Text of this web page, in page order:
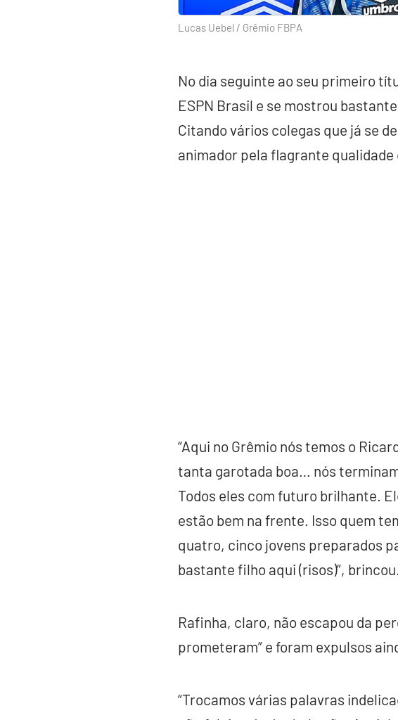
Lucas Uebel / Grêmio FBPA
No dia seguinte ao seu primeiro
ESPN Brasil e se mostrou
Citando vários colegas que já se
animador pela flagrante qualidade
“Aqui no Grêmio nós temos o
tanta garotada boa… nós
Todos eles com futuro brilhante.
estão bem na frente. Isso quem
quatro, cinco jovens preparados
bastante filho aqui (risos)”, brincou.
Rafinha, claro, não escapou da
prometeram” e foram expulsos
“Trocamos várias palavras